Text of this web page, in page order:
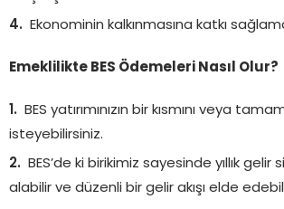
Ekonominin kalkınmasına katkı
Emeklilikte BES Ödemeleri Nasıl Olur?
BES yatırımınızın bir kısmını veya
isteyebilirsiniz.
BES’de ki birikimiz sayesinde yıllık gelir
alabilir ve düzenli bir gelir akışı elde